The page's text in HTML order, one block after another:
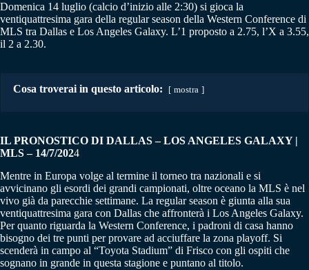
Domenica 14 luglio (calcio d’inizio alle 2:30) si gioca la
ventiquattresima gara della regular season della Western Conference di
MLS tra Dallas e Los Angeles Galaxy. L’1 proposto a 2.75, l’X a 3.55,
il 2 a 2.30.
Cosa troverai in questo articolo: mostra
IL PRONOSTICO DI DALLAS – LOS ANGELES GALAXY |
MLS – 14/7/2024
Mentre in Europa volge al termine il torneo tra nazionali e si
avvicinano gli esordi dei grandi campionati, oltre oceano la MLS è nel
vivo già da parecchie settimane. La regular season è giunta alla sua
ventiquattresima gara con Dallas che affronterà i Los Angeles Galaxy.
Per quanto riguarda la Western Conference, i padroni di casa hanno
bisogno dei tre punti per provare ad acciuffare la zona playoff. Si
scenderà in campo al “Toyota Stadium” di Frisco con gli ospiti che
sognano in grande in questa stagione e puntano al titolo.